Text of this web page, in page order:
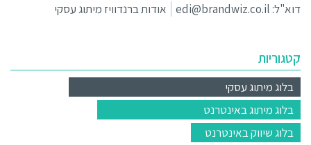
קטגוריות
בלוג מיתוג עסקי
בלוג מיתוג באינטרנט
בלוג שיווק באינטרנט
דוא"ל: edi@brandwiz.co.il אודות ברנדוויז מיתוג עסקי